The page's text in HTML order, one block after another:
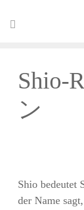
Shio-
ン
Shio bedeutet
der Name